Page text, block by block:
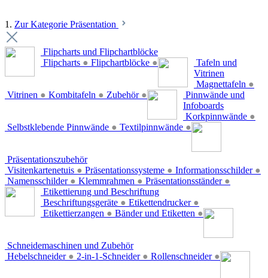
1. Zur Kategorie Präsentation
Flipcharts und Flipchartblöcke
Flipcharts ● Flipchartblöcke ●
Tafeln und
Vitrinen
Magnettafeln ●
Vitrinen ● Kombitafeln ● Zubehör ●
Pinnwände und
Infoboards
Korkpinnwände ●
Selbstklebende Pinnwände ● Textilpinnwände ●
Präsentationszubehör
Visitenkartenetuis ● Präsentationssysteme ● Informationsschilder ●
Namensschilder ● Klemmrahmen ● Präsentationsständer ●
Etikettierung und Beschriftung
Beschriftungsgeräte ● Etikettendrucker ●
Etikettierzangen ● Bänder und Etiketten ●
Schneidemaschinen und Zubehör
Hebelschneider ● 2-in-1-Schneider ● Rollenschneider ●